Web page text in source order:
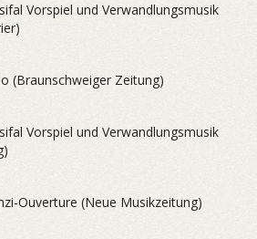
Vorspiel und Verwandlungsmusik
(Braunschweiger Zeitung)
Vorspiel und Verwandlungsmusik
Ouverture (Neue Musikzeitung)